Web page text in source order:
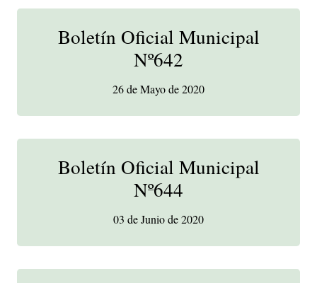
Boletín Oficial Municipal
Nº642
26 de Mayo de 2020
Boletín Oficial Municipal
Nº644
03 de Junio de 2020